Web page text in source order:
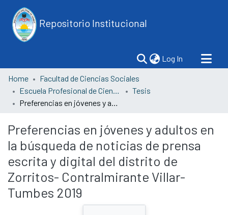
Repositorio Institucional
Log In (current)
Home
Facultad de Ciencias Sociales
Escuela Profesional de Ciencias de la Comunicación
Tesis
Preferencias en jóvenes y adultos en la búsqueda de noticias de prensa escrita y digital del distrito de Zorritos- Contralmirante Villar- Tumbes 2019
Preferencias en jóvenes y adultos en
la búsqueda de noticias de prensa
escrita y digital del distrito de
Zorritos- Contralmirante Villar-
Tumbes 2019